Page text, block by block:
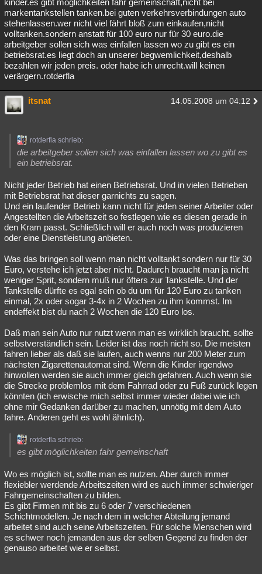
kinder.es gibt möglichkeiten fahr gemeinschaft,nicht bei
markentankstellen tanken.bei guten verkehrsverbindungen auto
stehenlassen.wer nicht viel fährt bloß zum einkaufen,nicht
volltanken.sondern anstatt für 100 euro nur für 30 euro.die
arbeitgeber sollen sich was einfallen lassen wo zu gibt es ein
betriebsrat.es liegt doch an unserer begwemlichkeit,deshalb
bezahlen wir jeden preis. oder habe ich unrecht.will keinen
verärgern.rotderfla
itsnat 14.05.2008 um 04:12
rotderfla schrieb:
die arbeitgeber sollen sich was einfallen lassen wo zu gibt es
ein betriebsrat.
Nicht jeder Betrieb hat einen Betriebsrat. Und in vielen Betrieben
mit Betriebsrat hat dieser garnichts zu sagen.
Und ein laufender Betrieb kann nicht für jeden seiner Arbeiter oder
Angestellten die Arbeitszeit so festlegen wie es diesen gerade in
den Kram passt. Schließlich will er auch noch was produzieren
oder eine Dienstleistung anbieten.
Was das bringen soll wenn man nicht volltankt sondern nur für 30
Euro, verstehe ich jetzt aber nicht. Dadurch braucht man ja nicht
weniger Sprit, sondern muß nur öfters zur Tankstelle. Und der
Tankstelle dürfte es egal sein ob du um für 120 Euro zu tanken
einmal, 2x oder sogar 3-4x in 2 Wochen zu ihm kommst. Im
endeffekt bist du nach 2 Wochen die 120 Euro los.
Daß man sein Auto nur nutzt wenn man es wirklich braucht, sollte
selbstverständlich sein. Leider ist das noch nicht so. Die meisten
fahren lieber als daß sie laufen, auch wenns nur 200 Meter zum
nächsten Zigarettenautomat sind. Wenn die Kinder irgendwo
hinwollen werden sie auch immer gleich gefahren. Auch wenn sie
die Strecke problemlos mit dem Fahrrad oder zu Fuß zurück legen
könnten (ich erwische mich selbst immer wieder dabei wie ich
ohne mir Gedanken darüber zu machen, unnötig mit dem Auto
fahre. Anderen geht es wohl ähnlich).
rotderfla schrieb:
es gibt möglichkeiten fahr gemeinschaft
Wo es möglich ist, sollte man es nutzen. Aber durch immer
flexiebler werdende Arbeitszeiten wird es auch immer schwieriger
Fahrgemeinschaften zu bilden.
Es gibt Firmen mit bis zu 6 oder 7 verschiedenen
Schichtmodellen. Je nach dem in welcher Abteilung jemand
arbeitet sind auch seine Arbeitszeiten. Für solche Menschen wird
es schwer noch jemanden aus der selben Gegend zu finden der
genauso arbeitet wie er selbst.